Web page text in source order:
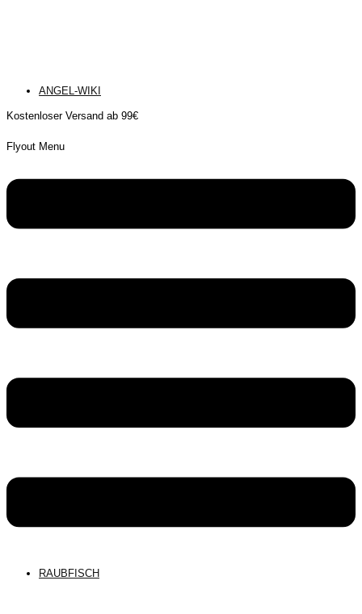
ANGEL-WIKI
Kostenloser Versand ab 99€
Flyout Menu
RAUBFISCH